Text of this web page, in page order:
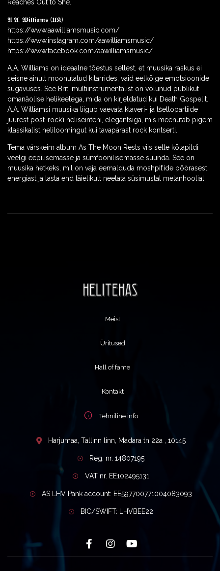
Reaches Out to She.
𝕬.𝕬. 𝖂𝖎𝖑𝖑𝖎𝖆𝖒𝖘 (𝖀𝕶)
https://www.aawilliamsmusic.com/
https://www.instagram.com/aawilliamsmusic/
https://www.facebook.com/aawilliamsmusic/
A.A. Williams on ideaalne tõestus sellest, et muusika raskus ei
seisne ainult moonutatud kitarrides, vaid eelkõige emotsioonide
sügavuses. See Briti multiinstrumentalist on võlunud publikut
omanäolise helikeelega, mida on kirjeldatud kui Death Gospelit.
A.A. Williamsi muusika liigub vaevata klaveri- ja tšellopartiide
juurest post-rock’i heliseinteni, elegantsiga, mis meenutab pigem
klassikalist heliloomingut kui tavapärast rock kontserti.
Tema värskeim album As The Moon Rests viis selle kõlapildi
veelgi eepilisemasse ja sümfoonilisemasse suunda. See on
muusika hetkeks, mil on vaja eemalduda moshpit’ide pöörasest
energiast ja lasta end täielikult neelata süsimustal melanhoolial.
Meist
Üritused
Hall of fame
Kontakt
Tehniline info
Harjumaa, Tallinn linn, Madara tn 22a , 10145
Reg. nr. 14807195
VAT nr. EE102495131
AS LHV Pank account: EE597700771004083093
BIC/SWIFT: LHVBEE22